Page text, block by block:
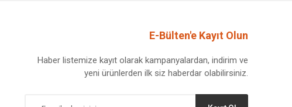
E-Bülten'e Kayıt Olun
Haber listemize kayıt olarak kampanyalardan, indirim ve
yeni ürünlerden ilk siz haberdar olabilirsiniz.